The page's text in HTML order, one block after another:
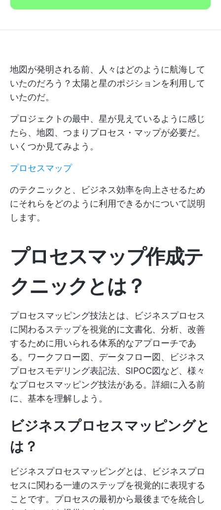
地図が発明される前、人々はどのように航海して
いたのだろう？太陽と星のポジションを利用して
いたのだ。
プロジェクトの最中、星が見えているように感じ
たら、地図、つまりプロセス・マップが必要だ。
いくつか見てみよう。
プロセスマップ
のテクニックと、ビジネス効率を向上させるため
にそれらをどのように利用できるかについて説明
します。
プロセスマップ作成テ
クニックとは？
プロセスマッピング技法とは、ビジネスプロセス
に関わるステップを視覚的に文書化、分析、改善
するために用いられる体系的なアプローチであ
る。ワークフロー図、データフロー図、ビジネス
プロセスモデリング表記法、SIPOC図など、様々
なプロセスマッピング技法がある。詳細に入る前
に、基本を理解しよう。
ビジネスプロセスマッピングと
は？
ビジネスプロセスマッピングとは、ビジネスプロ
セスに関わる一連のステップを視覚的に表現する
ことです。プロセスの最初から最後までを統合し